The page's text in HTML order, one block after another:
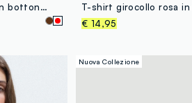
T-shirt rossa in puro cotone con bottoni regular fit
€ 14,95
Nuova Collezione